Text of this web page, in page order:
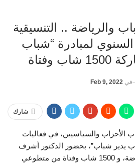
والرياضة .. التنسيقية
لمبادرة “شباب
وفتاة
في Feb 9, 2022
شارك
الأحزاب والسياسيين، في فعاليات
يدير شباب”، بحضور الدكتور أشرف
صبحي، وزير الشباب والرياضة، و 1500 شاب وفتاة من متطوعي